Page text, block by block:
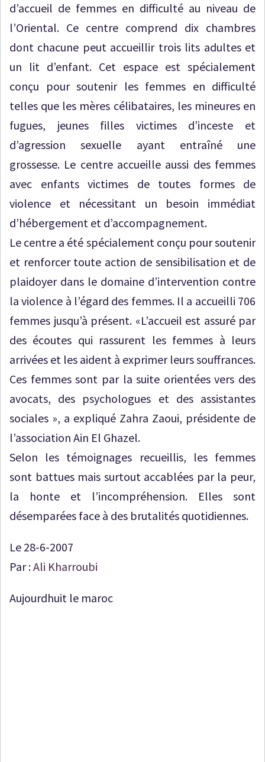
d’accueil de femmes en difficulté au niveau de
l’Oriental. Ce centre comprend dix chambres
dont chacune peut accueillir trois lits adultes et
un lit d’enfant. Cet espace est spécialement
conçu pour soutenir les femmes en difficulté
telles que les mères célibataires, les mineures en
fugues, jeunes filles victimes d’inceste et
d’agression sexuelle ayant entraîné une
grossesse. Le centre accueille aussi des femmes
avec enfants victimes de toutes formes de
violence et nécessitant un besoin immédiat
d’hébergement et d’accompagnement.
Le centre a été spécialement conçu pour soutenir
et renforcer toute action de sensibilisation et de
plaidoyer dans le domaine d’intervention contre
la violence à l’égard des femmes. Il a accueilli 706
femmes jusqu’à présent. «L’accueil est assuré par
des écoutes qui rassurent les femmes à leurs
arrivées et les aident à exprimer leurs souffrances.
Ces femmes sont par la suite orientées vers des
avocats, des psychologues et des assistantes
sociales », a expliqué Zahra Zaoui, présidente de
l’association Ain El Ghazel.
Selon les témoignages recueillis, les femmes
sont battues mais surtout accablées par la peur,
la honte et l’incompréhension. Elles sont
désemparées face à des brutalités quotidiennes.
Le 28-6-2007
Par :Ali Kharroubi
Aujourdhuit le maroc